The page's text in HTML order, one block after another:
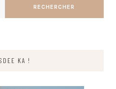
RECHERCHER
KA !